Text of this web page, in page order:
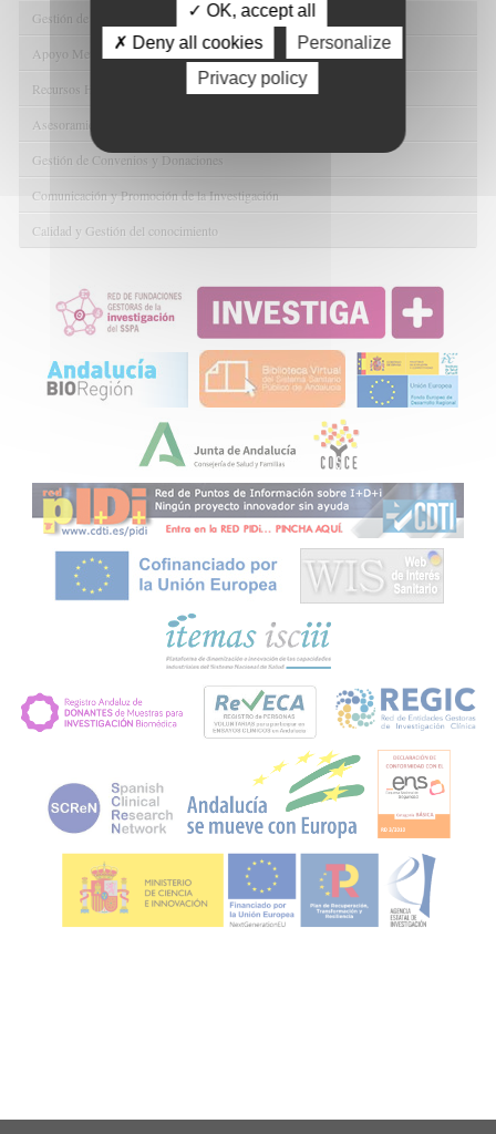
Gestión de Ayudas y Oportunidad de Financiación
Apoyo Metodológico y/o Estadístico
Recursos Humanos
Asesoramiento y Gestión Económica-Administrativa
Gestión de Convenios y Donaciones
Comunicación y Promoción de la Investigación
Calidad y Gestión del conocimiento
✓ OK, accept all
✗ Deny all cookies
Personalize
Privacy policy